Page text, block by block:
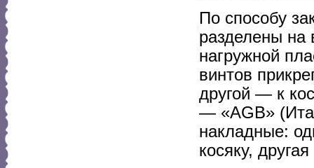
По способу
разделены на
нагружной
винтов
другой — к
— «AGB»
накладные:
косяку,